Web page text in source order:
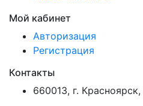
Мой кабинет
Авторизация
Регистрация
Контакты
660013, г. Красноярск,